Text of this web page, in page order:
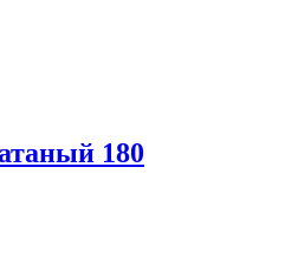
180